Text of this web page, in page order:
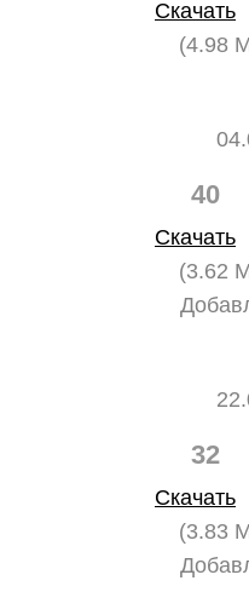
Скачать
(4.98
40
Скачать
(3.62
32
Скачать
(3.83